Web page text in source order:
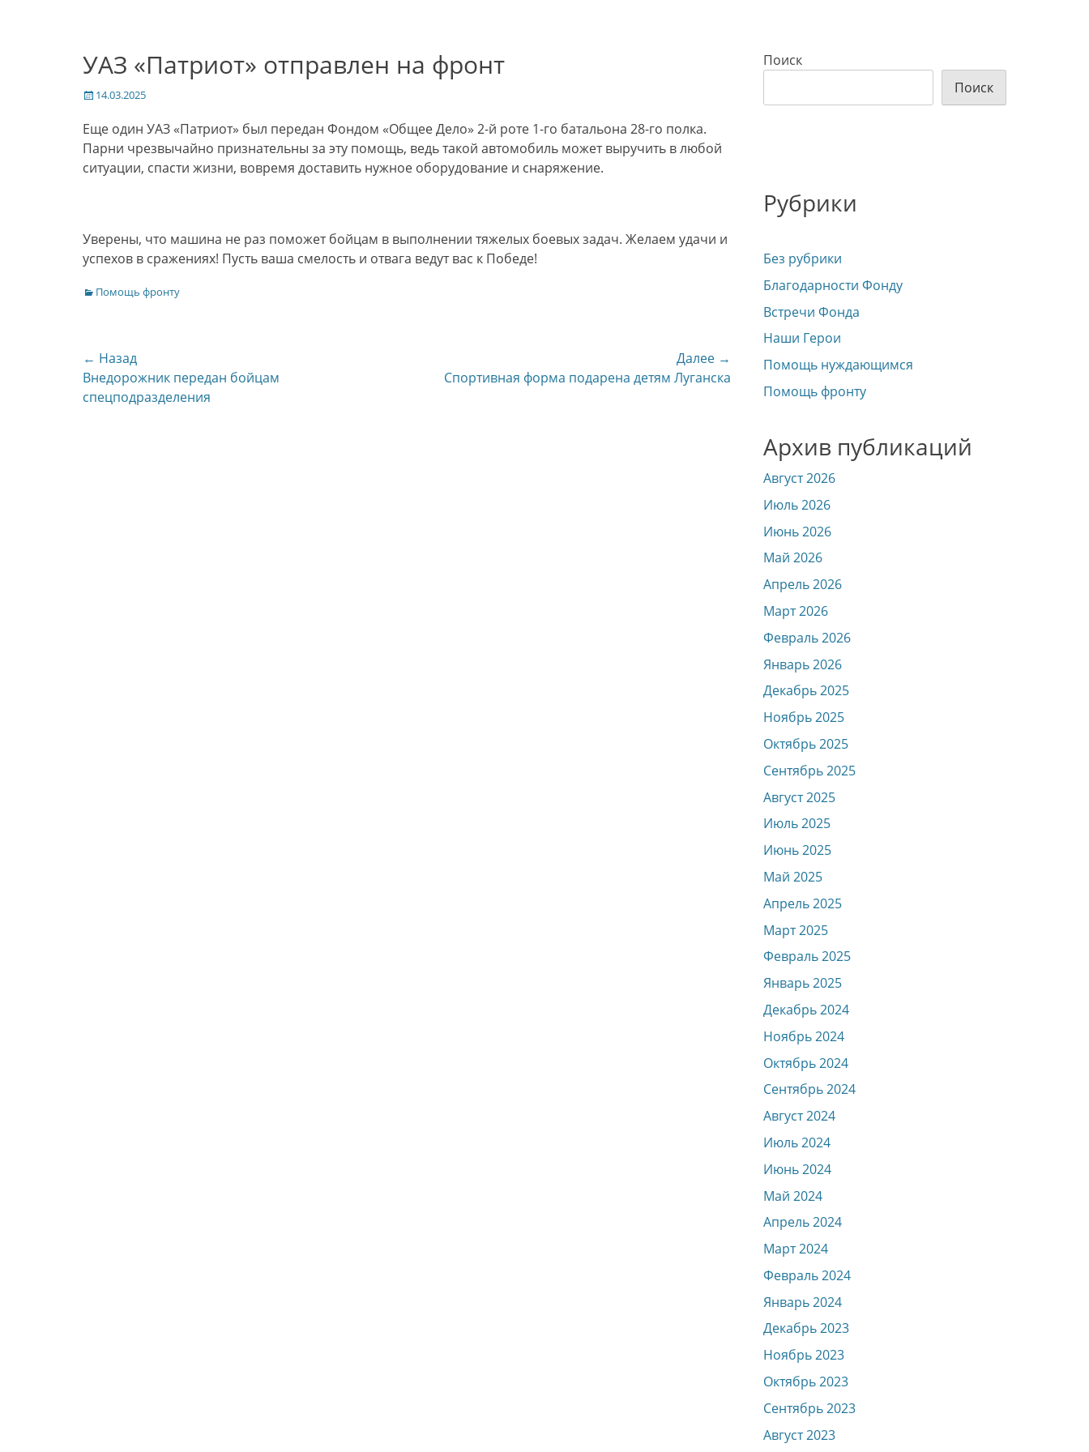
УАЗ «Патриот» отправлен на фронт
Опубликовано
14.03.2025
Еще один УАЗ «Патриот» был передан Фондом «Общее Дело» 2-й роте 1-го батальона 28-го полка.
Парни чрезвычайно признательны за эту помощь, ведь такой автомобиль может выручить в любой
ситуации, спасти жизни, вовремя доставить нужное оборудование и снаряжение.
Уверены, что машина не раз поможет бойцам в выполнении тяжелых боевых задач. Желаем удачи и
успехов в сражениях! Пусть ваша смелость и отвага ведут вас к Победе!
Категории
Помощь фронту
Навигация
по
записям
← Назад
Предыдущая
запись:
Внедорожник передан бойцам
спецподразделения
Далее →
Следующая
Спортивная форма подарена детям Луганска
Поиск
Поиск
Рубрики
Без рубрики
Благодарности Фонду
Встречи Фонда
Наши Герои
Помощь нуждающимся
Помощь фронту
Архив публикаций
Август 2026
Июль 2026
Июнь 2026
Май 2026
Апрель 2026
Март 2026
Февраль 2026
Январь 2026
Декабрь 2025
Ноябрь 2025
Октябрь 2025
Сентябрь 2025
Август 2025
Июль 2025
Июнь 2025
Май 2025
Апрель 2025
Март 2025
Февраль 2025
Январь 2025
Декабрь 2024
Ноябрь 2024
Октябрь 2024
Сентябрь 2024
Август 2024
Июль 2024
Июнь 2024
Май 2024
Апрель 2024
Март 2024
Февраль 2024
Январь 2024
Декабрь 2023
Ноябрь 2023
Октябрь 2023
Сентябрь 2023
Август 2023